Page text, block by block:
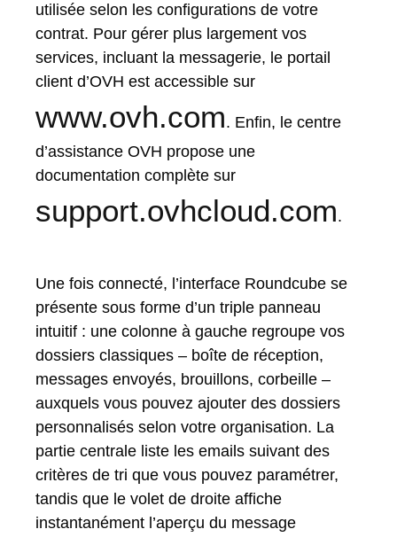
utilisée selon les configurations de votre
contrat. Pour gérer plus largement vos
services, incluant la messagerie, le portail
client d’OVH est accessible sur
www.ovh.com. Enfin, le centre
d’assistance OVH propose une
documentation complète sur
support.ovhcloud.com.
Une fois connecté, l’interface Roundcube se
présente sous forme d’un triple panneau
intuitif : une colonne à gauche regroupe vos
dossiers classiques – boîte de réception,
messages envoyés, brouillons, corbeille –
auxquels vous pouvez ajouter des dossiers
personnalisés selon votre organisation. La
partie centrale liste les emails suivant des
critères de tri que vous pouvez paramétrer,
tandis que le volet de droite affiche
instantanément l’aperçu du message